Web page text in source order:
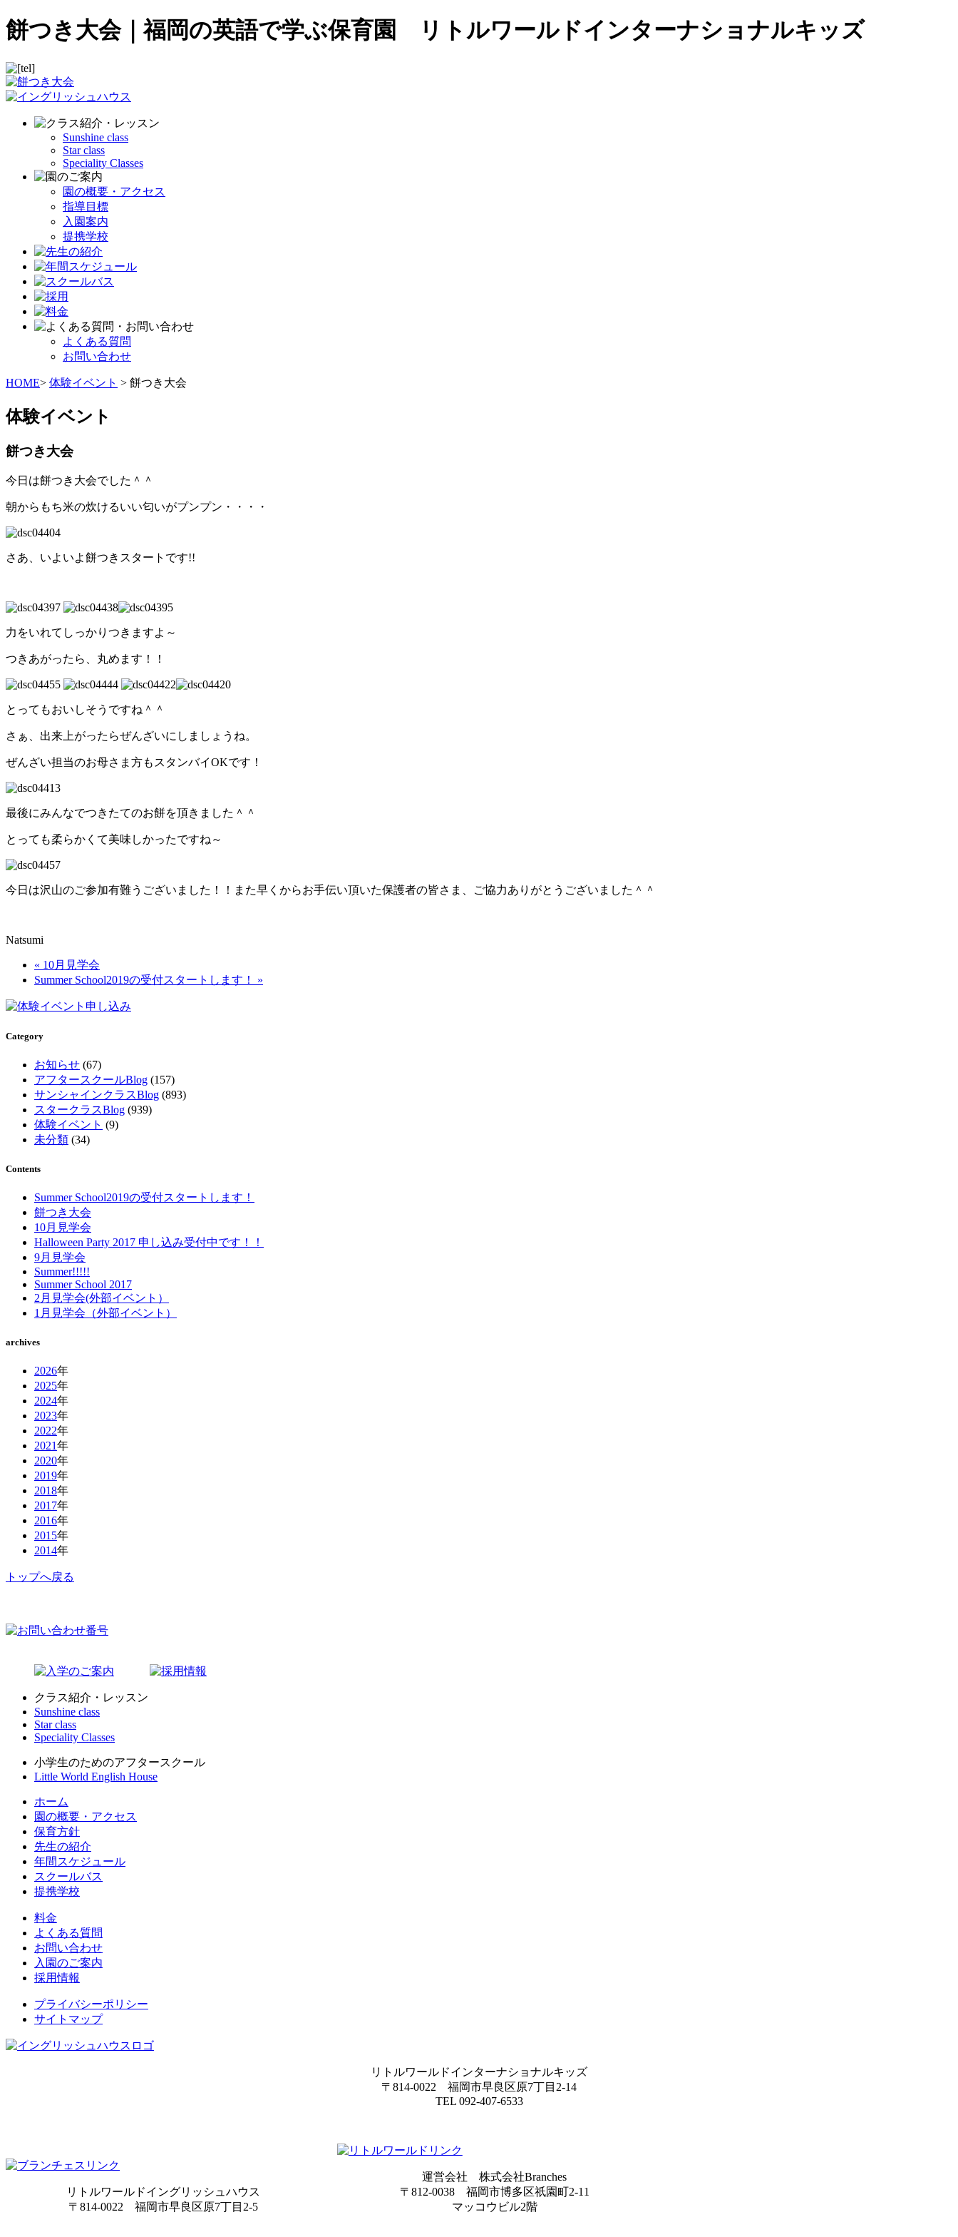
餅つき大会｜福岡の英語で学ぶ保育園 リトルワールドインターナショナルキッズ
Sunshine class
Star class
Speciality Classes
園の概要・アクセス
指導目標
入園案内
提携学校
よくある質問
お問い合わせ
HOME> 体験イベント > 餅つき大会
体験イベント
餅つき大会
今日は餅つき大会でした＾＾
朝からもち米の炊けるいい匂いがプンプン・・・・
さあ、いよいよ餅つきスタートです!!
力をいれてしっかりつきますよ～
つきあがったら、丸めます！！
とってもおいしそうですね＾＾
さぁ、出来上がったらぜんざいにしましょうね。
ぜんざい担当のお母さま方もスタンバイOKです！
最後にみんなでつきたてのお餅を頂きました＾＾
とっても柔らかくて美味しかったですね～
今日は沢山のご参加有難うございました！！また早くからお手伝い頂いた保護者の皆さま、ご協力ありがとうございました＾＾
Natsumi
« 10月見学会
Summer School2019の受付スタートします！ »
Category
お知らせ (67)
アフタースクールBlog (157)
サンシャインクラスBlog (893)
スタークラスBlog (939)
体験イベント (9)
未分類 (34)
Contents
Summer School2019の受付スタートします！
餅つき大会
10月見学会
Halloween Party 2017 申し込み受付中です！！
9月見学会
Summer!!!!!
Summer School 2017
2月見学会(外部イベント）
1月見学会（外部イベント）
archives
2026年
2025年
2024年
2023年
2022年
2021年
2020年
2019年
2018年
2017年
2016年
2015年
2014年
トップへ戻る
クラス紹介・レッスン
Sunshine class
Star class
Speciality Classes
小学生のためのアフタースクール
Little World English House
ホーム
園の概要・アクセス
保育方針
先生の紹介
年間スケジュール
スクールバス
提携学校
料金
よくある質問
お問い合わせ
入園のご案内
採用情報
プライバシーポリシー
サイトマップ
リトルワールドインターナショナルキッズ
〒814-0022 福岡市早良区原7丁目2-14
TEL 092-407-6533
リトルワールドイングリッシュハウス
〒814-0022 福岡市早良区原7丁目2-5
運営会社 株式会社Branches
〒812-0038 福岡市博多区祇園町2-11
マッコウビル2階